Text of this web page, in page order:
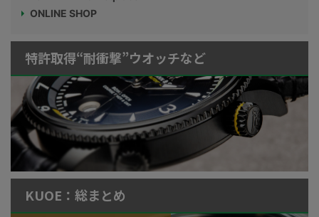
ONLINE SHOP
特許取得“耐衝撃”ウオッチなど
KUOE：総まとめ